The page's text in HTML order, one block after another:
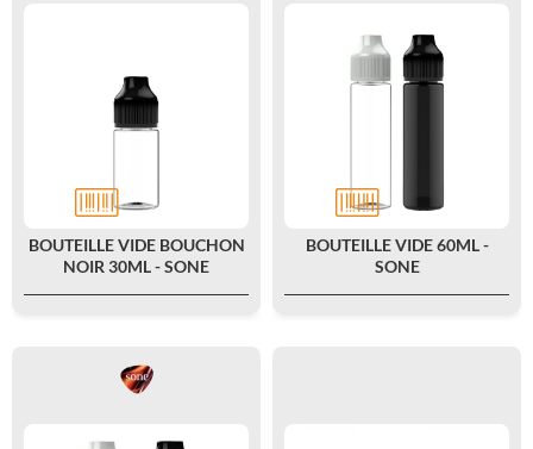
BOUTEILLE VIDE BOUCHON
NOIR 30ML - SONE
BOUTEILLE VIDE 60ML -
SONE